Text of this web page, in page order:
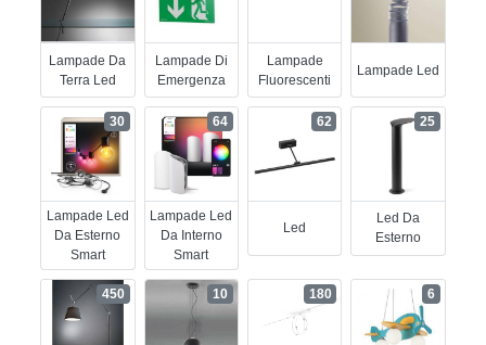
Lampade Da
Terra Led
Lampade Di
Emergenza
Lampade
Fluorescenti
Lampade Led
Lampade Led
Da Esterno
Smart
30
Lampade Led
Da Interno
Smart
64
Led
62
Led Da
Esterno
25
450 10 180 6